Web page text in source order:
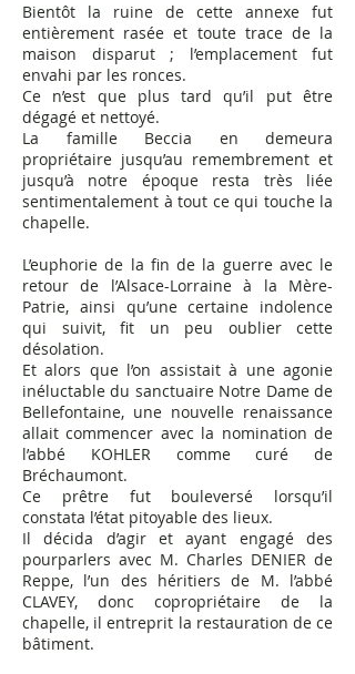
Bientôt la ruine de cette annexe fut
entièrement rasée et toute trace de la
maison disparut ; l’emplacement fut
envahi par les ronces.
Ce n’est que plus tard qu’il put être
dégagé et nettoyé.
La famille Beccia en demeura
propriétaire jusqu’au remembrement et
jusqu’à notre époque resta très liée
sentimentalement à tout ce qui touche la
chapelle.
L’euphorie de la fin de la guerre avec le
retour de l’Alsace-Lorraine à la Mère-
Patrie, ainsi qu’une certaine indolence
qui suivit, fit un peu oublier cette
désolation.
Et alors que l’on assistait à une agonie
inéluctable du sanctuaire Notre Dame de
Bellefontaine, une nouvelle renaissance
allait commencer avec la nomination de
l’abbé KOHLER comme curé de
Bréchaumont.
Ce prêtre fut bouleversé lorsqu’il
constata l’état pitoyable des lieux.
Il décida d’agir et ayant engagé des
pourparlers avec M. Charles DENIER de
Reppe, l’un des héritiers de M. l’abbé
CLAVEY, donc copropriétaire de la
chapelle, il entreprit la restauration de ce
bâtiment.